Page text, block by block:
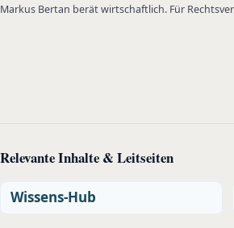
Markus Bertan berät wirtschaftlich. Für
Relevante Inhalte & Leitseiten
Wissens-Hub